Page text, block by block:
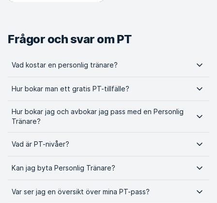
Frågor och svar om PT
Vad kostar en personlig tränare?
Hur bokar man ett gratis PT-tillfälle?
Hur bokar jag och avbokar jag pass med en Personlig
Tränare?
Vad är PT-nivåer?
Kan jag byta Personlig Tränare?
Var ser jag en översikt över mina PT-pass?